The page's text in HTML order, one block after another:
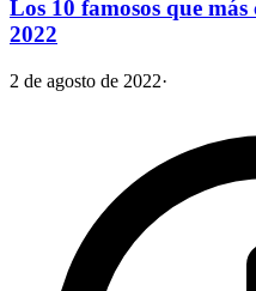
Los 10 famosos que
2022
2 de agosto de 2022·